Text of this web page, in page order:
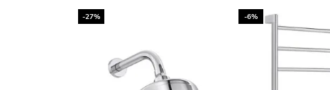
-27% -6%